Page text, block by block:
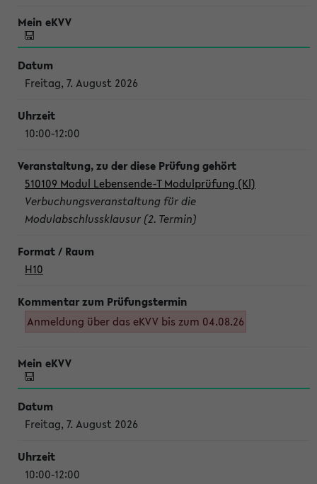
Freitag, 7. August 2026
10:00-12:00
510109 Modul Lebensende-T Modulprüfung (Kl)
Verbuchungsveranstaltung für die
Modulabschlussklausur (2. Termin)
H10
Anmeldung über das eKVV bis zum 04.08.26
Freitag, 7. August 2026
10:00-12:00